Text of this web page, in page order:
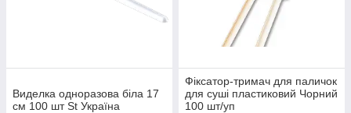
Виделка одноразова біла 17
см 100 шт St Україна
Фіксатор-тримач для паличок
для суші пластиковий Чорний
100 шт/уп